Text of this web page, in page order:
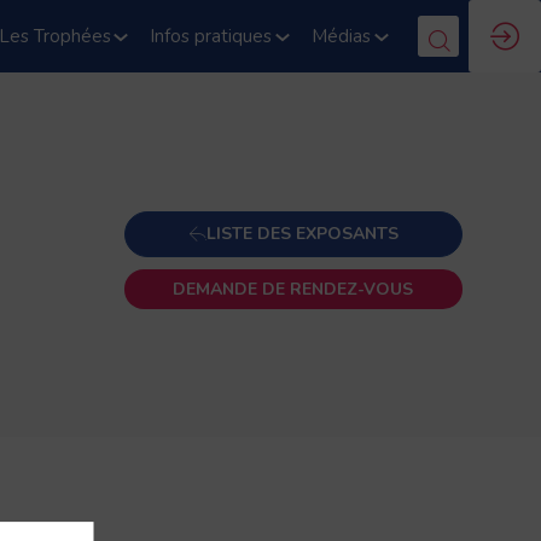
Les Trophées Infos pratiques Médias
LISTE DES EXPOSANTS
DEMANDE DE RENDEZ-VOUS